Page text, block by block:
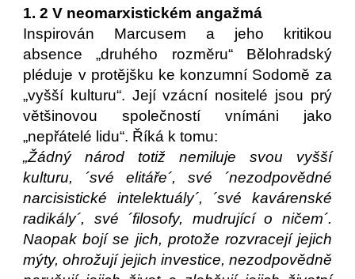
1. 2 V neomarxistickém angažmá
Inspirován Marcusem a jeho kritikou
absence „druhého rozměru“ Bělohradský
pléduje v protějšku ke konzumní Sodomě za
„vyšší kulturu“. Její vzácní nositelé jsou prý
většinovou společností vnímáni jako
„nepřátelé lidu“. Říká k tomu:
„Žádný národ totiž nemiluje svou vyšší
kulturu, ´své elitáře´, své ´nezodpovědné
narcisistické intelektuály´, ´své kavárenské
radikály´, své ´filosofy, mudrující o ničem´.
Naopak bojí se jich, protože rozvracejí jejich
mýty, ohrožují jejich investice, nezodpovědně